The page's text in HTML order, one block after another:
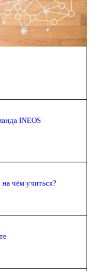
INEOS
чём учиться?